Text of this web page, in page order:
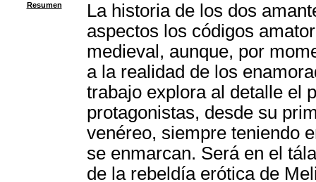
Resumen
La historia de los dos
aspectos los códigos
medieval, aunque, por
a la realidad de los
trabajo explora al detalle el
protagonistas, desde su
venéreo, siempre teniendo
se enmarcan. Será en el
de la rebeldía erótica de